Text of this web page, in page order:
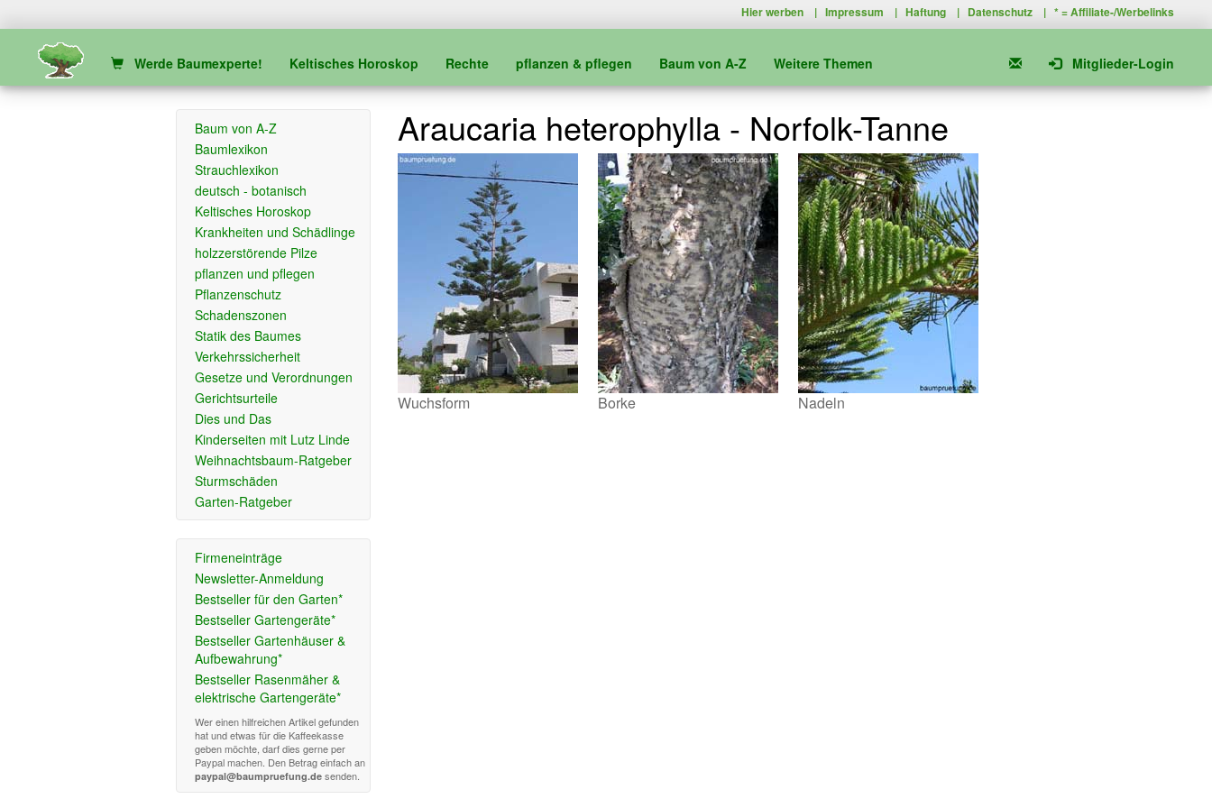
Hier werben |Impressum |Haftung | Datenschutz | * =Affiliate-/Werbelinks
Werde Baumexperte! Keltisches Horoskop Rechte pflanzen & pflegen Baum von A-Z Weitere Themen Mitglieder-Login
Baum von A-Z
Baumlexikon
Strauchlexikon
deutsch - botanisch
Keltisches Horoskop
Krankheiten und Schädlinge
holzzerstörende Pilze
pflanzen und pflegen
Pflanzenschutz
Schadenszonen
Statik des Baumes
Verkehrssicherheit
Gesetze und Verordnungen
Gerichtsurteile
Dies und Das
Kinderseiten mit Lutz Linde
Weihnachtsbaum-Ratgeber
Sturmschäden
Garten-Ratgeber
Firmeneinträge
Newsletter-Anmeldung
Bestseller für den Garten*
Bestseller Gartengeräte*
Bestseller Gartenhäuser &
Aufbewahrung*
Bestseller Rasenmäher &
elektrische Gartengeräte*
Wer einen hilfreichen Artikel gefunden
hat und etwas für die Kaffeekasse
geben möchte, darf dies gerne per
Paypal machen. Den Betrag einfach an
paypal@baumpruefung.de senden.
Araucaria heterophylla - Norfolk-Tanne
Wuchsform Borke Nadeln